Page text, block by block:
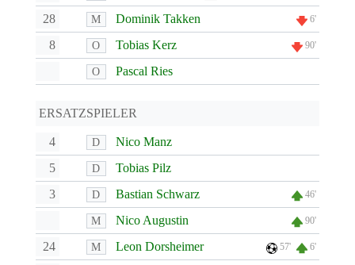
28
M Dominik Takken 6'
8 O Tobias Kerz 90'
O Pascal Ries
ERSATZSPIELER
4 D
Nico Manz
5
D
Tobias Pilz
3
D Bastian Schwarz 46'
M Nico Augustin 90'
24 M Leon Dorsheimer 57' 6'